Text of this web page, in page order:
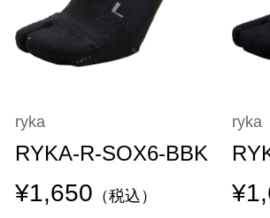
ryka
RYKA-R-SOX6-BBK
¥1,650 （税込）
ryka